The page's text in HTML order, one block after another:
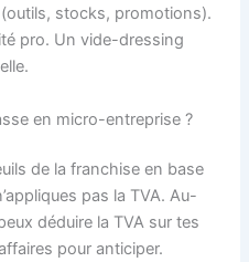
stocks, promotions).
pro. Un vide-dressing
en micro-entreprise ?
de la franchise en base
pas la TVA. Au-
déduire la TVA sur tes
pour anticiper.